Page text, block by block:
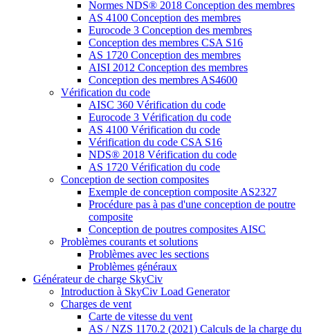
Normes NDS® 2018 Conception des membres
AS 4100 Conception des membres
Eurocode 3 Conception des membres
Conception des membres CSA S16
AS 1720 Conception des membres
AISI 2012 Conception des membres
Conception des membres AS4600
Vérification du code
AISC 360 Vérification du code
Eurocode 3 Vérification du code
AS 4100 Vérification du code
Vérification du code CSA S16
NDS® 2018 Vérification du code
AS 1720 Vérification du code
Conception de section composites
Exemple de conception composite AS2327
Procédure pas à pas d'une conception de poutre
composite
Conception de poutres composites AISC
Problèmes courants et solutions
Problèmes avec les sections
Problèmes généraux
Générateur de charge SkyCiv
Introduction à SkyCiv Load Generator
Charges de vent
Carte de vitesse du vent
AS / NZS 1170.2 (2021) Calculs de la charge du